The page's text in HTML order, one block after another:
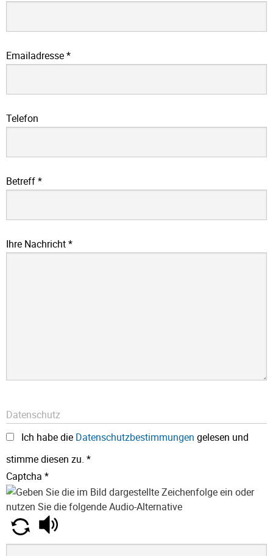
Emailadresse*
Telefon
Betreff*
Ihre Nachricht*
Datenschutz
Ich habe die Datenschutzbestimmungen gelesen und
stimme diesen zu. *
Captcha *